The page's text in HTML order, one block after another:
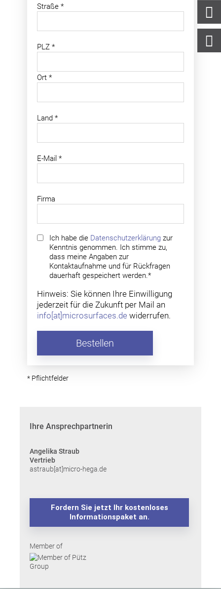
Straße *
PLZ *
Ort *
Land *
E-Mail *
Firma
Ich habe die Datenschutzerklärung zur
Kenntnis genommen. Ich stimme zu,
dass meine Angaben zur
Kontaktaufnahme und für Rückfragen
dauerhaft gespeichert werden.*
Hinweis: Sie können Ihre Einwilligung
jederzeit für die Zukunft per Mail an
info[at]microsurfaces.de widerrufen.
Bestellen
* Pflichtfelder
Ihre Ansprechpartnerin
Angelika Straub
Vertrieb
astraub[at]micro-hega.de
Fordern Sie jetzt Ihr kostenloses
Informationspaket an.
Member of